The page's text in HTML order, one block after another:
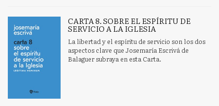
CARTA 8. SOBRE EL ESPÍRITU DE
SERVICIO A LA IGLESIA
La libertad y el espíritu de servicio son los dos
aspectos clave que Josemaría Escrivá de
Balaguer subraya en esta Carta.